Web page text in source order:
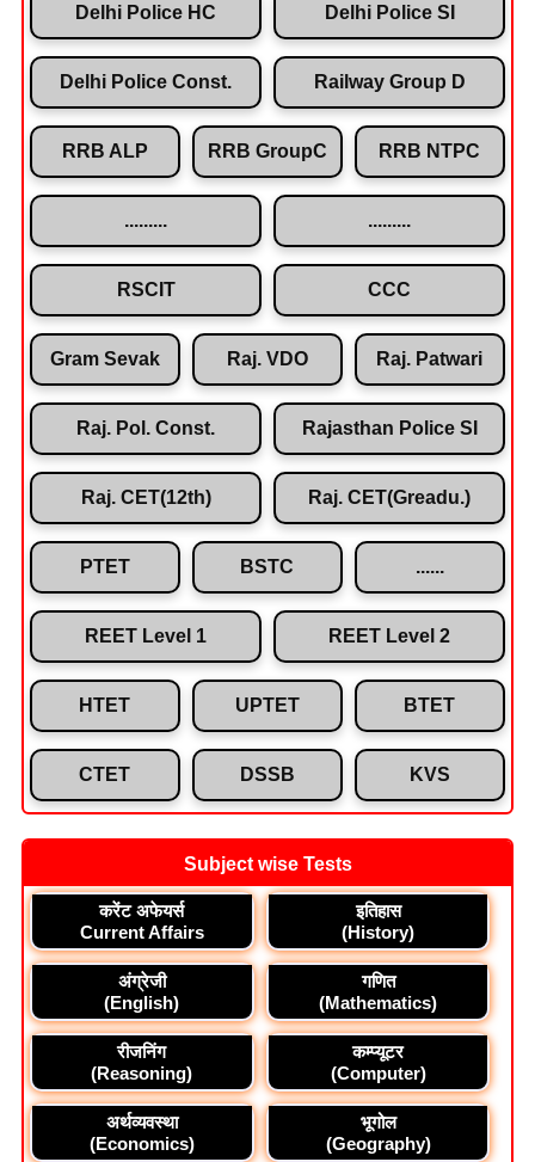
Delhi Police HC Delhi Police SI
Delhi Police Const. Railway Group D
RRB ALP RRB GroupC RRB NTPC
RSCIT CCC
Gram Sevak Raj. VDO Raj. Patwari
Raj. Pol. Const. Rajasthan Police SI
Raj. CET(12th) Raj. CET(Greadu.)
PTET BSTC
REET Level 1 REET Level 2
HTET UPTET BTET
CTET DSSB KVS
Subject wise Tests
करेंट अफेयर्स
Current Affairs
इतिहास
(History)
अंग्रेजी
(English)
गणित
(Mathematics)
रीजनिंग
(Reasoning)
कम्प्यूटर
(Computer)
अर्थव्यवस्था
(Economics)
भूगोल
(Geography)